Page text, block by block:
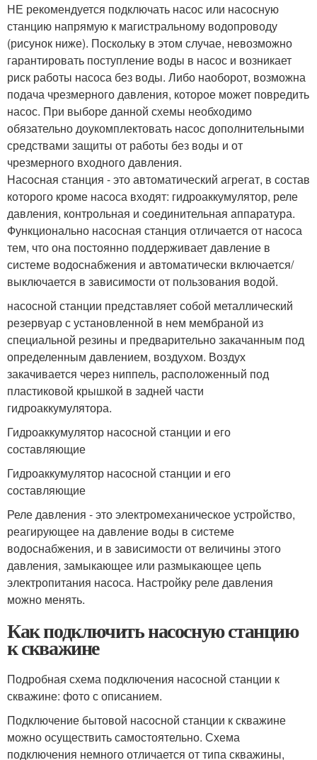
НЕ рекомендуется подключать насос или насосную
станцию напрямую к магистральному водопроводу
(рисунок ниже). Поскольку в этом случае, невозможно
гарантировать поступление воды в насос и возникает
риск работы насоса без воды. Либо наоборот, возможна
подача чрезмерного давления, которое может повредить
насос. При выборе данной схемы необходимо
обязательно доукомплектовать насос дополнительными
средствами защиты от работы без воды и от
чрезмерного входного давления.
Насосная станция - это автоматический агрегат, в состав
которого кроме насоса входят: гидроаккумулятор, реле
давления, контрольная и соединительная аппаратура.
Функционально насосная станция отличается от насоса
тем, что она постоянно поддерживает давление в
системе водоснабжения и автоматически включается/
выключается в зависимости от пользования водой.
насосной станции представляет собой металлический
резервуар с установленной в нем мембраной из
специальной резины и предварительно закачанным под
определенным давлением, воздухом. Воздух
закачивается через ниппель, расположенный под
пластиковой крышкой в задней части
гидроаккумулятора.
Гидроаккумулятор насосной станции и его
составляющие
Гидроаккумулятор насосной станции и его
составляющие
Реле давления - это электромеханическое устройство,
реагирующее на давление воды в системе
водоснабжения, и в зависимости от величины этого
давления, замыкающее или размыкающее цепь
электропитания насоса. Настройку реле давления
можно менять.
Как подключить насосную станцию
к скважине
Подробная схема подключения насосной станции к
скважине: фото с описанием.
Подключение бытовой насосной станции к скважине
можно осуществить самостоятельно. Схема
подключения немного отличается от типа скважины,